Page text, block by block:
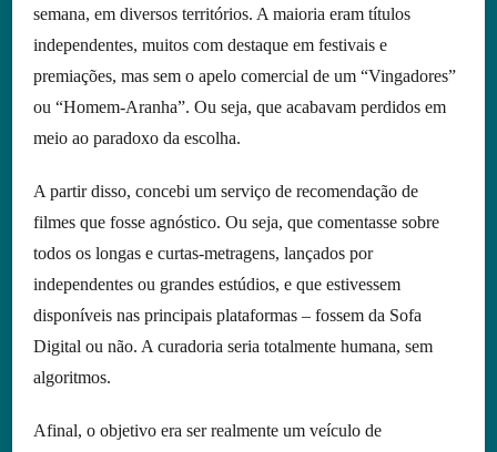
semana, em diversos territórios. A maioria eram títulos
independentes, muitos com destaque em festivais e
premiações, mas sem o apelo comercial de um “Vingadores”
ou “Homem-Aranha”. Ou seja, que acabavam perdidos em
meio ao paradoxo da escolha.
A partir disso, concebi um serviço de recomendação de
filmes que fosse agnóstico. Ou seja, que comentasse sobre
todos os longas e curtas-metragens, lançados por
independentes ou grandes estúdios, e que estivessem
disponíveis nas principais plataformas – fossem da Sofa
Digital ou não. A curadoria seria totalmente humana, sem
algoritmos.
Afinal, o objetivo era ser realmente um veículo de